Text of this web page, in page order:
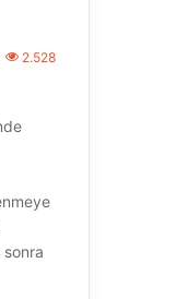
2.528
sonra